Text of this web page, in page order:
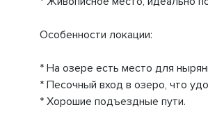
Особенности локации:
* На озере есть место для
* Песочный вход в озеро, что
* Хорошие подъездные пути.